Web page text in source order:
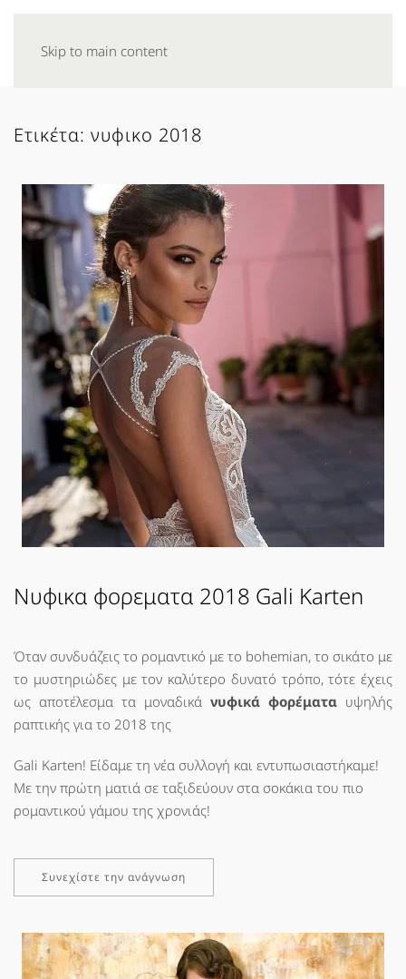
Skip to main content
Ετικέτα: νυφικο 2018
Νυφικα φορεματα 2018 Gali Karten
Όταν συνδυάζεις το ρομαντικό με το bohemian, το σικάτο με
το μυστηριώδες με τον καλύτερο δυνατό τρόπο, τότε έχεις
ως αποτέλεσμα τα μοναδικά νυφικά φορέματα υψηλής
ραπτικής για το 2018 της
Gali Karten! Είδαμε τη νέα συλλογή και εντυπωσιαστήκαμε!
Με την πρώτη ματιά σε ταξιδεύουν στα σοκάκια του πιο
ρομαντικού γάμου της χρονιάς!
Συνεχίστε την ανάγνωση